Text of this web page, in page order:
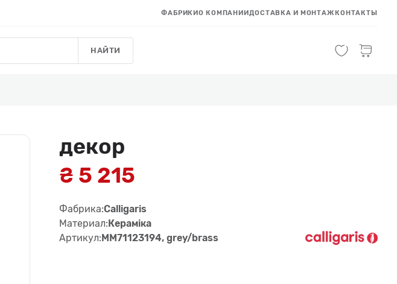
ФАБРИКИО КОМПАНИИДОСТАВКА И МОНТАЖКОНТАКТЫ
НАЙТИ
декор
₴ 5 215
Фабрика:Calligaris
Материал:Керамiка
Артикул:MM71123194, grey/brass